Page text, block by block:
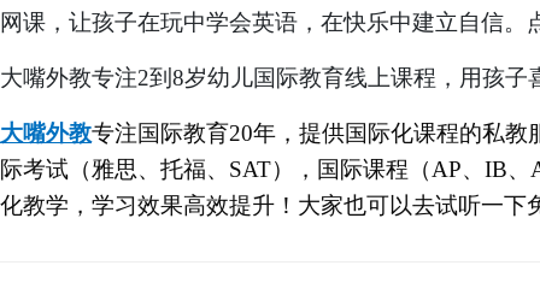
网课，让孩子在玩中学会英语，在快乐中建立自信。
大嘴外教专注2到8岁幼儿国际教育线上课程，用孩
大嘴外教专注国际教育20年，提供国际化课程的私教
际考试（雅思、托福、 SAT），国际课程（AP、IB
化教学，学习效果高效提升！大家也可以去试听一下